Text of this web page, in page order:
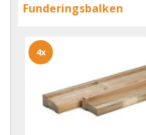
Funderingsbalken
4x